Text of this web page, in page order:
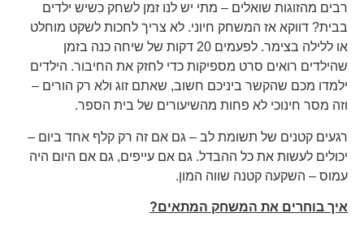
רבים מהזוגות שואלים – מתי יש לנו זמן לשחק כשיש ילדים
בבית? דווקא אז המשחק חיוני. לא צריך לחכות לשקט מוחלט
או ללילה בצימר. לפעמים 20 דקות של שיחה כנה בזמן
שהילדים רואים סרט מספיקות כדי לחזק את החיבור. הילדים
ילמדו מכם שהקשר ביניכם חשוב, שאתם זוג ולא רק הורים –
וזה מסר חינוכי לא פחות מהשיעורים של בית הספר.
רגעים קטנים של תשומת לב – גם אם זה רק קלף אחד ביום –
יכולים לעשות את כל ההבדל. גם אם עייפים, גם אם היום היה
עמוס – השקעה קטנה שווה המון.
איך בוחרים את המשחק המתאים?